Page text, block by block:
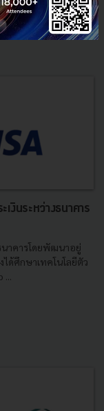
นระหว่างธนาคาร
นาคารโดยพัฒนาอยู่
ได้ศึกษาเทคโนโลยีตัว